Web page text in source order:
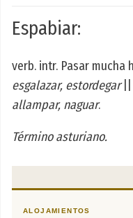
Espabiar:
verb. intr. Pasar mucha
esgalazar, estordegar||
allampar, naguar.
Término asturiano.